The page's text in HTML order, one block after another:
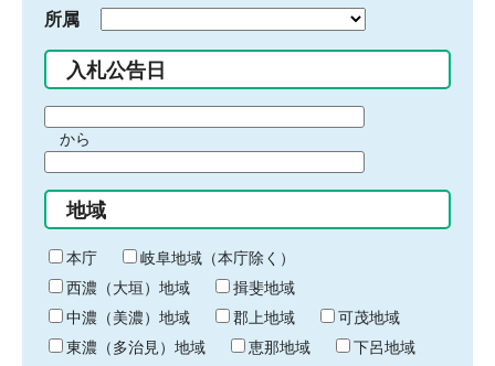
所属
入札公告日
間
始
り
から
間
終
わ
り
地域
本庁
岐阜地域（本庁除く）
西濃（大垣）地域
揖斐地域
中濃（美濃）地域
郡上地域
可茂地域
東濃（多治見）地域
恵那地域
下呂地域